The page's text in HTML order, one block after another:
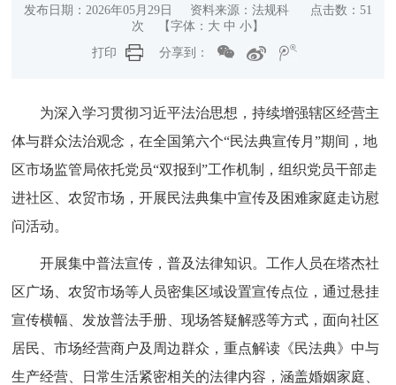
发布日期：2026年05月29日 资料来源：法规科 点击数： 51
次
【字体： 大 中 小】
打印
分享到：
为深入学习贯彻习近平法治思想，持续增强辖区经营主
体与群众法治观念，在全国第六个“民法典宣传月”期间，地
区市场监管局依托党员“双报到”工作机制，组织党员干部走
进社区、农贸市场，开展民法典集中宣传及困难家庭走访慰
问活动。
开展集中普法宣传，普及法律知识。工作人员在塔杰社
区广场、农贸市场等人员密集区域设置宣传点位，通过悬挂
宣传横幅、发放普法手册、现场答疑解惑等方式，面向社区
居民、市场经营商户及周边群众，重点解读《民法典》中与
生产经营、日常生活紧密相关的法律内容，涵盖婚姻家庭、